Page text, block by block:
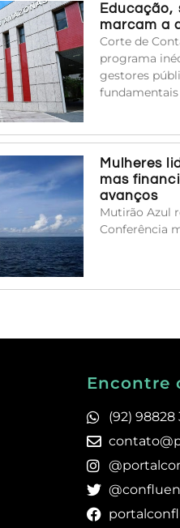
marcam a
Corte de
programa
gestores
fundamentais
Mulheres
mas
avanços
Mutirão Azul
Conferência
Encontre
(92) 98828